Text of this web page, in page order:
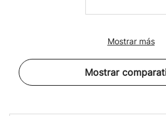
Mostrar más
Mostrar